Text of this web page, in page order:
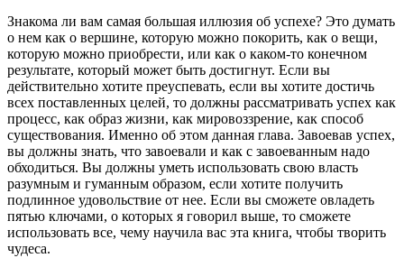
Знакома ли вам самая большая иллюзия об успехе? Это думать
о нем как о вершине, которую можно покорить, как о вещи,
которую можно приобрести, или как о каком-то конечном
результате, который может быть достигнут. Если вы
действительно хотите преуспевать, если вы хотите достичь
всех поставленных целей, то должны рассматривать успех как
процесс, как образ жизни, как мировоззрение, как способ
существования. Именно об этом данная глава. Завоевав успех,
вы должны знать, что завоевали и как с завоеванным надо
обходиться. Вы должны уметь использовать свою власть
разумным и гуманным образом, если хотите получить
подлинное удовольствие от нее. Если вы сможете овладеть
пятью ключами, о которых я говорил выше, то сможете
использовать все, чему научила вас эта книга, чтобы творить
чудеса.